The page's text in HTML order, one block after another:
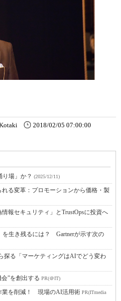
2018/02/05 07:00:00
場」か？ (2025/12/11)
る変革：プロモーションから価格・製
報セキュリティ」とTrustOpsに投資へ
生き残るには？ Gartnerが示す次の
探る「マーケティングはAIでどう変わ
”を創出する PR(＠IT)
業を削減！ 現場のAI活用術 PR(ITmedia